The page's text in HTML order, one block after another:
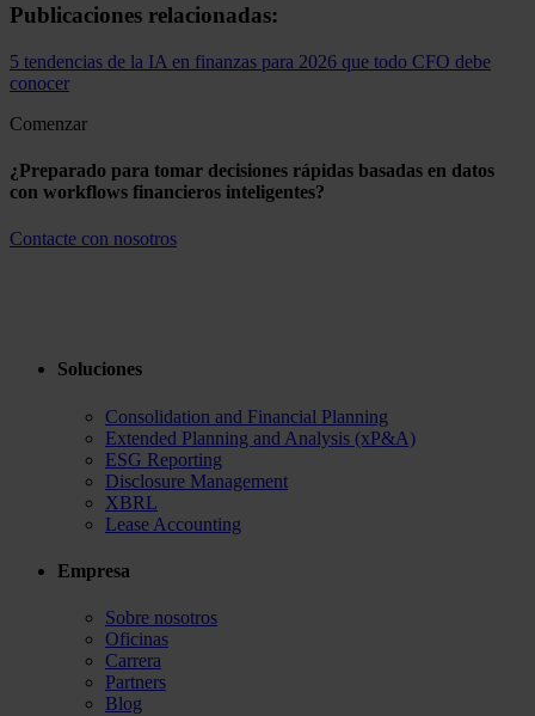
Publicaciones relacionadas:
5 tendencias de la IA en finanzas para 2026 que todo CFO debe
conocer
Comenzar
¿Preparado para tomar decisiones rápidas basadas en datos
con workflows financieros inteligentes?
Contacte con nosotros
Soluciones
Consolidation and Financial Planning
Extended Planning and Analysis (xP&A)
ESG Reporting
Disclosure Management
XBRL
Lease Accounting
Empresa
Sobre nosotros
Oficinas
Carrera
Partners
Blog